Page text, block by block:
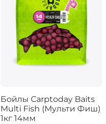
Бойлы Carptoday Baits
Multi Fish (Мульти Фиш)
1кг 14мм